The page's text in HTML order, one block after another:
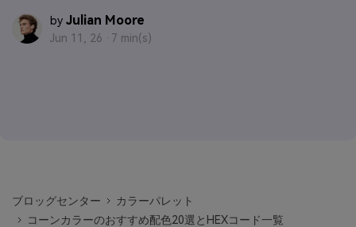
by Julian Moore
Jun 11, 26 · 7 min(s)
ブロッグセンター
カラーパレット
コーンカラーのおすすめ配色20選とHEXコード一覧